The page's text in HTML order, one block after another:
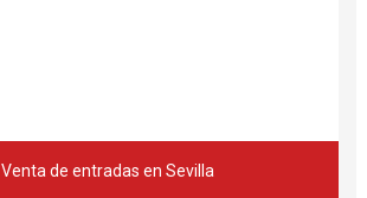
Venta de entradas en Sevilla